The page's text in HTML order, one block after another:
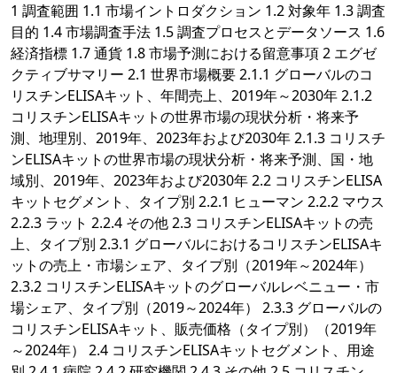
1 調査範囲 1.1 市場イントロダクション 1.2 対象年 1.3 調査
目的 1.4 市場調査手法 1.5 調査プロセスとデータソース 1.6
経済指標 1.7 通貨 1.8 市場予測における留意事項 2 エグゼ
クティブサマリー 2.1 世界市場概要 2.1.1 グローバルのコ
リスチンELISAキット、年間売上、2019年～2030年 2.1.2
コリスチンELISAキットの世界市場の現状分析・将来予
測、地理別、2019年、2023年および2030年 2.1.3 コリスチ
ンELISAキットの世界市場の現状分析・将来予測、国・地
域別、2019年、2023年および2030年 2.2 コリスチンELISA
キットセグメント、タイプ別 2.2.1 ヒューマン 2.2.2 マウス
2.2.3 ラット 2.2.4 その他 2.3 コリスチンELISAキットの売
上、タイプ別 2.3.1 グローバルにおけるコリスチンELISAキ
ットの売上・市場シェア、タイプ別（2019年～2024年）
2.3.2 コリスチンELISAキットのグローバルレベニュー・市
場シェア、タイプ別（2019～2024年） 2.3.3 グローバルの
コリスチンELISAキット、販売価格（タイプ別）（2019年
～2024年） 2.4 コリスチンELISAキットセグメント、用途